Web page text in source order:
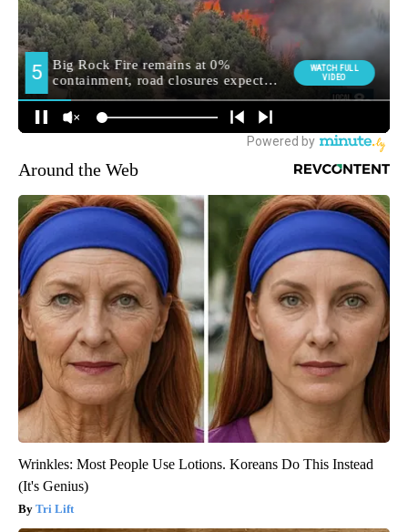
Around the Web
Wrinkles: Most People Use Lotions. Koreans Do This Instead
(It's Genius)
Tri Lift